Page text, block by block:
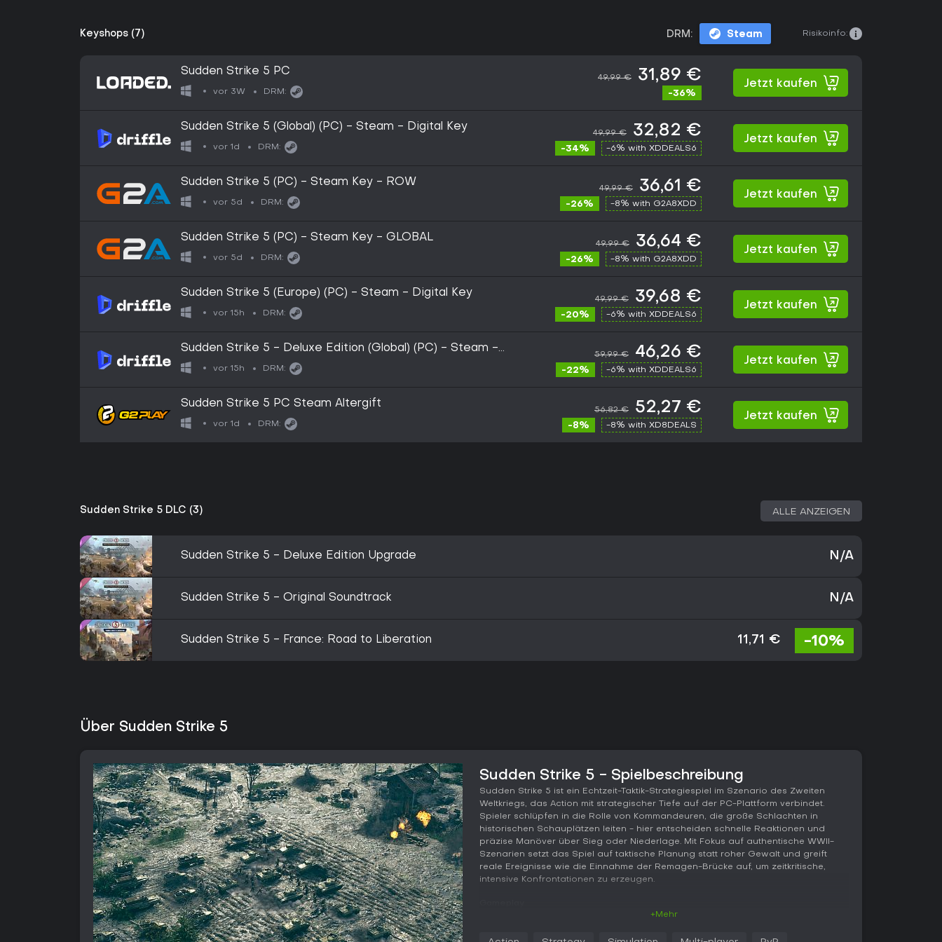
Keyshops (7) DRM: Steam Risikoinfo:
Sudden Strike 5 PC
vor 3W DRM:
49,99 € 31,89 €
-36%
Jetzt kaufen
Sudden Strike 5 (Global) (PC) - Steam - Digital Key
vor 1d DRM:
49,99 € 32,82 €
-34% -6% with XDDEALS6
Jetzt kaufen
Sudden Strike 5 (PC) - Steam Key - ROW
vor 5d DRM:
49,99 € 36,61 €
-26% -8% with G2A8XDD
Jetzt kaufen
Sudden Strike 5 (PC) - Steam Key - GLOBAL
vor 5d DRM:
49,99 € 36,64 €
-26% -8% with G2A8XDD
Jetzt kaufen
Sudden Strike 5 (Europe) (PC) - Steam - Digital Key
vor 15h DRM:
49,99 € 39,68 €
-20% -6% with XDDEALS6
Jetzt kaufen
Sudden Strike 5 - Deluxe Edition (Global) (PC) - Steam -
Digital Key
vor 15h DRM:
59,99 € 46,26 €
-22% -6% with XDDEALS6
Jetzt kaufen
Sudden Strike 5 PC Steam Altergift
vor 1d DRM:
56,82 € 52,27 €
-8% -8% with XD8DEALS
Jetzt kaufen
Sudden Strike 5 DLC (3) ALLE ANZEIGEN
Sudden Strike 5 - Deluxe Edition Upgrade N/A
Sudden Strike 5 - Original Soundtrack N/A
Sudden Strike 5 - France: Road to Liberation 11,71 € -10%
Über Sudden Strike 5
Sudden Strike 5 - Spielbeschreibung
Sudden Strike 5 ist ein Echtzeit-Taktik-Strategiespiel im Szenario des Zweiten
Weltkriegs, das Action mit strategischer Tiefe auf der PC-Plattform verbindet.
Spieler schlüpfen in die Rolle von Kommandeuren, die große Schlachten in
historischen Schauplätzen leiten - hier entscheiden schnelle Reaktionen und
präzise Manöver über Sieg oder Niederlage. Mit Fokus auf authentische WWII-
Szenarien setzt das Spiel auf taktische Planung statt roher Gewalt und greift
reale Ereignisse wie die Einnahme der Remagen-Brücke auf, um zeitkritische,
intensive Konfrontationen zu erzeugen.
+Mehr